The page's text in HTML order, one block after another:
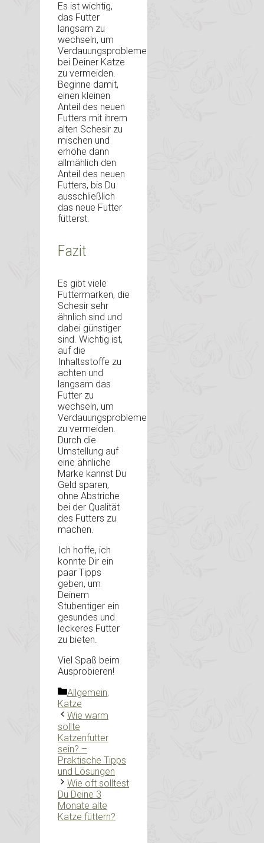
Es ist wichtig,
das Futter
langsam zu
wechseln, um
Verdauungsprobleme
bei Deiner Katze
zu vermeiden.
Beginne damit,
einen kleinen
Anteil des neuen
Futters mit ihrem
alten Schesir zu
mischen und
erhöhe dann
allmählich den
Anteil des neuen
Futters, bis Du
ausschließlich
das neue Futter
fütterst.
Fazit
Es gibt viele
Futtermarken, die
Schesir sehr
ähnlich sind und
dabei günstiger
sind. Wichtig ist,
auf die
Inhaltsstoffe zu
achten und
langsam das
Futter zu
wechseln, um
Verdauungsprobleme
zu vermeiden.
Durch die
Umstellung auf
eine ähnliche
Marke kannst Du
Geld sparen,
ohne Abstriche
bei der Qualität
des Futters zu
machen.
Ich hoffe, ich
konnte Dir ein
paar Tipps
geben, um
Deinem
Stubentiger ein
gesundes und
leckeres Futter
zu bieten.
Viel Spaß beim
Ausprobieren!
Kategorien
Allgemein,
Katze
Wie warm
sollte
Katzenfutter
sein? –
Praktische Tipps
und Lösungen
Wie oft solltest
Du Deine 3
Monate alte
Katze füttern?